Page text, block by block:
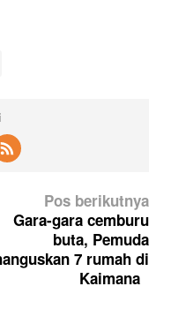
Pos berikutnya
Gara-gara cemburu
buta, Pemuda
7 rumah di
Kaimana